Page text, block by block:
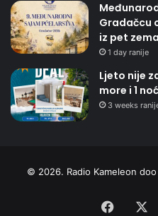
Gradačcu
iz pet
1 day ranije
Ljeto nije
more i 1
3 weeks
© 2026. Radio Kameleon